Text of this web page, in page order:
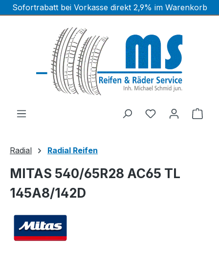
Zum Hauptinhalt springen
Sofortrabatt bei Vorkasse direkt 2,9% im Warenkorb
Radial Radial Reifen
MITAS 540/65R28 AC65 TL
145A8/142D